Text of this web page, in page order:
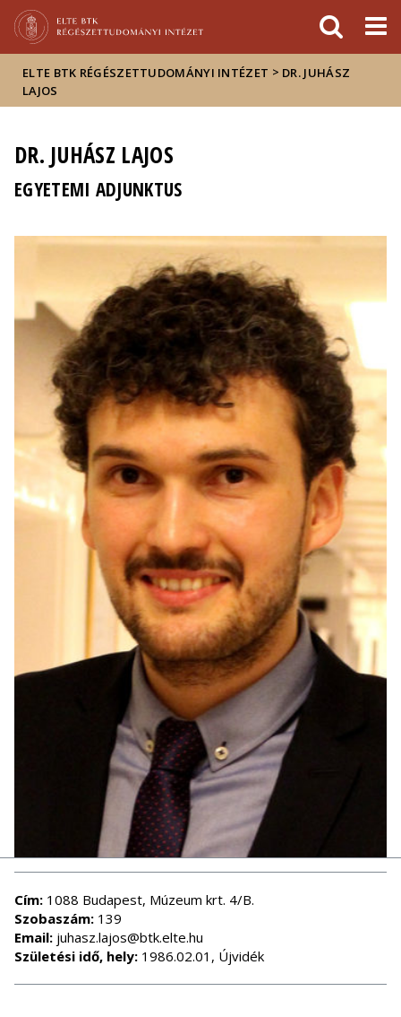
sajtóban
ELTE BTK RÉGÉSZETTUDOMÁNYI INTÉZET > DR. JUHÁSZ
LAJOS
DR. JUHÁSZ LAJOS
EGYETEMI ADJUNKTUS
Cím: 1088 Budapest, Múzeum krt. 4/B.
Szobaszám: 139
Email: juhasz.lajos@btk.elte.hu
Születési idő, hely: 1986.02.01, Újvidék